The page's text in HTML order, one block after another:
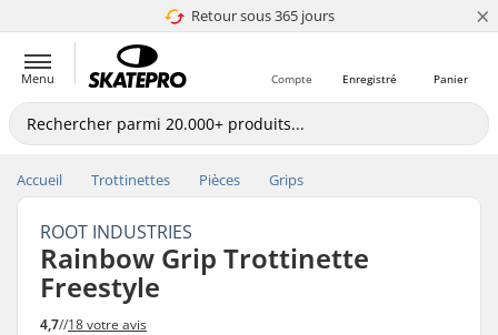
Retour sous 365 jours
4.8 de 5 ×
Menu Panier
Enregistré
Compte
Accueil Trottinettes Pièces Grips
ROOT INDUSTRIES
Rainbow Grip Trottinette
Freestyle
4,7//18 votre avis